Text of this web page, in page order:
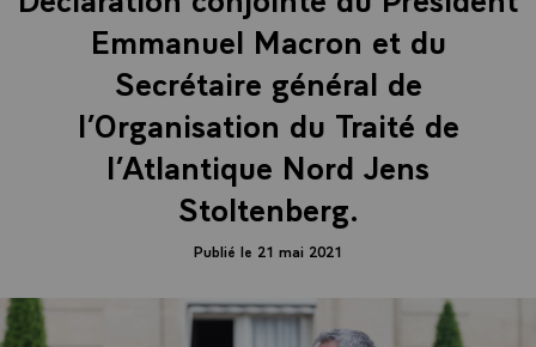
Emmanuel Macron et du
Secrétaire général de
l’Organisation du Traité de
l’Atlantique Nord Jens
Stoltenberg.
Publié le 21 mai 2021